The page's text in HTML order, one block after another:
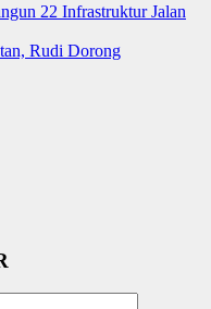
22 Infrastruktur Jalan
Rudi Dorong